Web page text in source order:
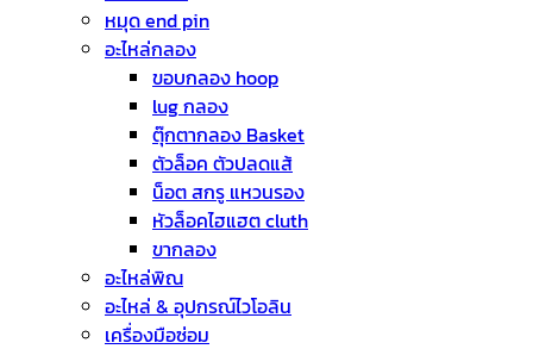
หมุด end pin
อะไหล่กลอง
ขอบกลอง hoop
lug กลอง
ตุ๊กตากลอง Basket
ตัวล็อค ตัวปลดแส้
น็อต สกรู แหวนรอง
หัวล็อคไฮแฮต cluth
ขากลอง
อะไหล่พิณ
อะไหล่ & อุปกรณ์ไวโอลิน
เครื่องมือซ่อม